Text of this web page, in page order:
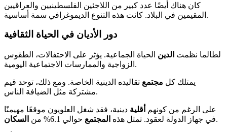
كان هناك أيضًا عدد كبير من اللاجئين الفلسطينيين والعراقيين
المقيمين في البلاد. كانت هذه التنوع الديموغرافي سمة أساسية.
دور الأديان في الحياة الثقافية
لطالما نظمت الدين الحياة الجماعية. يؤثر على الاحتفالات، الطقوس
الزواجية والممارسات الاجتماعية اليومية.
يمتلك كل مجتمع تقاليده الدينية الخاصة. ومع ذلك، توحد قيم
مشتركة مثل الضيافة الناس.
على الرغم من كونهم أقلية دينية، فقد شغل العلويون موقعًا مهيمنًا
في جهاز الدولة لعقود. تمثل هذه المجتمع حوالي 6.1% من السكان .